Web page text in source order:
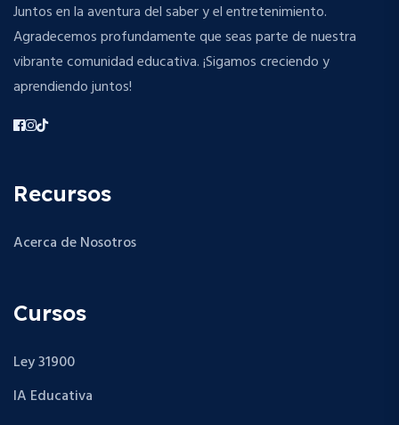
Juntos en la aventura del saber y el entretenimiento.
Agradecemos profundamente que seas parte de nuestra
vibrante comunidad educativa. ¡Sigamos creciendo y
aprendiendo juntos!
Recursos
Acerca de Nosotros
Cursos
Ley 31900
IA Educativa